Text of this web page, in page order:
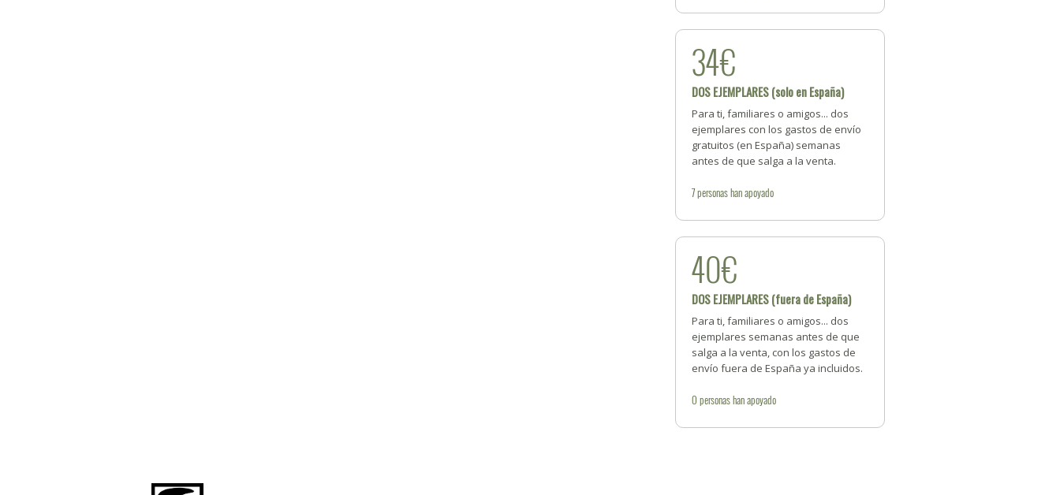
34€
DOS EJEMPLARES (solo en España)
Para ti, familiares o amigos... dos
ejemplares con los gastos de envío
gratuitos (en España) semanas
antes de que salga a la venta.
7personashan apoyado
40€
DOS EJEMPLARES (fuera de España)
Para ti, familiares o amigos... dos
ejemplares semanas antes de que
salga a la venta, con los gastos de
envío fuera de España ya incluidos.
0personashan apoyado